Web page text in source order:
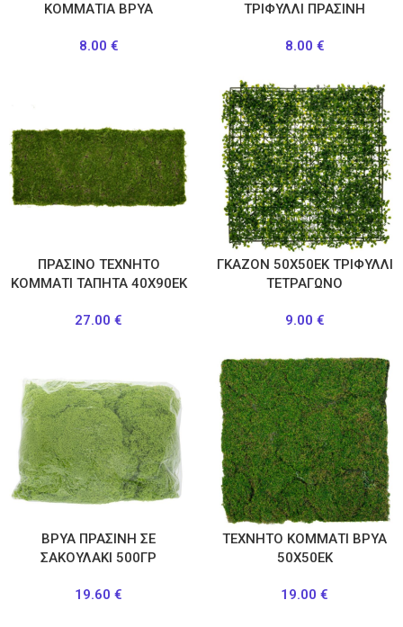
ΚΟΜΜΑΤΙΑ ΒΡΥΑ
8.00 €
ΤΡΙΦΥΛΛΙ ΠΡΑΣΙΝΗ
8.00 €
ΠΡΑΣΙΝΟ ΤΕΧΝΗΤΟ
ΚΟΜΜΑΤΙ ΤΑΠΗΤΑ 40Χ90ΕΚ
27.00 €
ΓΚΑΖΟΝ 50Χ50ΕΚ ΤΡΙΦΥΛΛΙ
ΤΕΤΡΑΓΩΝΟ
9.00 €
ΒΡΥΑ ΠΡΑΣΙΝΗ ΣΕ
ΣΑΚΟΥΛΑΚΙ 500ΓΡ
19.60 €
ΤΕΧΝΗΤΟ ΚΟΜΜΑΤΙ ΒΡΥΑ
50Χ50ΕΚ
19.00 €